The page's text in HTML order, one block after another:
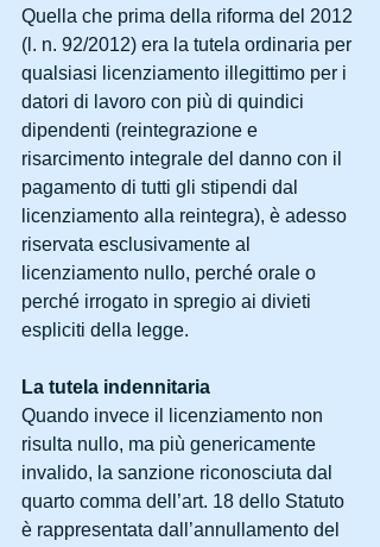
Quella che prima della riforma del 2012
(l. n. 92/2012) era la tutela ordinaria per
qualsiasi licenziamento illegittimo per i
datori di lavoro con più di quindici
dipendenti (reintegrazione e
risarcimento integrale del danno con il
pagamento di tutti gli stipendi dal
licenziamento alla reintegra), è adesso
riservata esclusivamente al
licenziamento nullo, perché orale o
perché irrogato in spregio ai divieti
espliciti della legge.
La tutela indennitaria
Quando invece il licenziamento non
risulta nullo, ma più genericamente
invalido, la sanzione riconosciuta dal
quarto comma dell’art. 18 dello Statuto
è rappresentata dall’annullamento del